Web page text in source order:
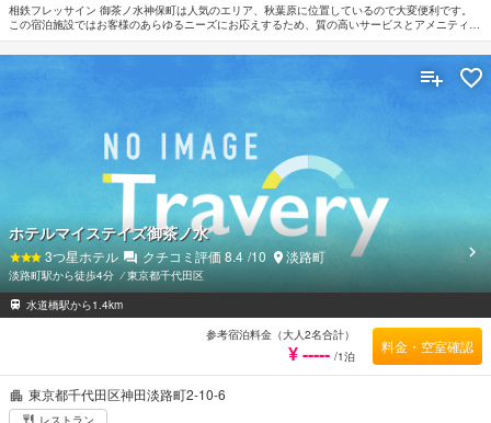
相鉄フレッサイン 御茶ノ水神保町は人気のエリア、秋葉原に位置しているので大変便利です。
この宿泊施設ではお客様のあらゆるニーズにお応えするため、質の高いサービスとアメニティが
備えられています。 全室Wi-Fi無料, 24時間対応フロントデスク, バリアフリー設備, 荷物預かり
所, Wi-Fi（共有エリア内）などの施設も是非ご利用ください。 全ての客室には落ち着いた内装が
施されており、心地良い空間となっています。また、ルームタイプにより薄型TV, ワイヤレス イ
ンターネット, 無料ワイヤレス インターネット, 禁煙ルーム, エアコンのご用意があります。 こ
東京都千代田区神田淡路町2-10-6
レストラン
ホテルマイステイズ御茶ノ水
3つ星ホテル クチコミ評価 8.4 /10 淡路町
淡路町駅から徒歩4分 ⁄東京都千代田区
水道橋駅から1.4km
参考宿泊料金（大人2名合計）
¥ ----- /1泊
料金・空室確認